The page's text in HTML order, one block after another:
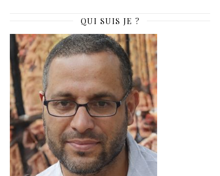
QUI SUIS JE ?